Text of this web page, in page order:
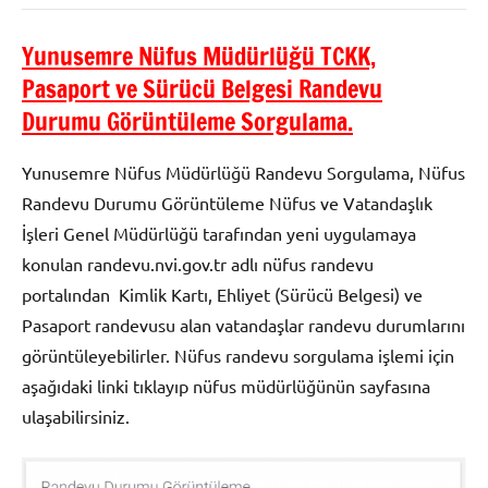
Yunusemre Nüfus Müdürlüğü TCKK,
Pasaport ve Sürücü Belgesi Randevu
Durumu Görüntüleme Sorgulama.
Yunusemre Nüfus Müdürlüğü Randevu Sorgulama, Nüfus
Randevu Durumu Görüntüleme Nüfus ve Vatandaşlık
İşleri Genel Müdürlüğü tarafından yeni uygulamaya
konulan randevu.nvi.gov.tr adlı nüfus randevu
portalından Kimlik Kartı, Ehliyet (Sürücü Belgesi) ve
Pasaport randevusu alan vatandaşlar randevu durumlarını
görüntüleyebilirler. Nüfus randevu sorgulama işlemi için
aşağıdaki linki tıklayıp nüfus müdürlüğünün sayfasına
ulaşabilirsiniz.